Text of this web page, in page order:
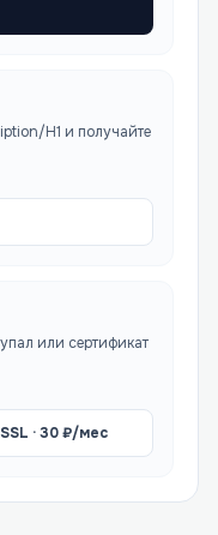
H1 и получайте
или сертификат
SSL ·30₽/мес